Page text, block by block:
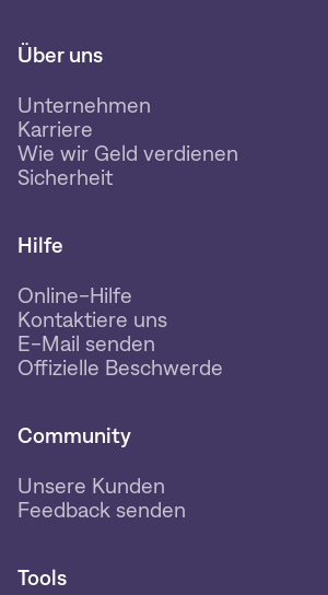
Über uns
Unternehmen
Karriere
Wie wir Geld verdienen
Sicherheit
Hilfe
Online-Hilfe
Kontaktiere uns
E-Mail senden
Offizielle Beschwerde
Community
Unsere Kunden
Feedback senden
Tools